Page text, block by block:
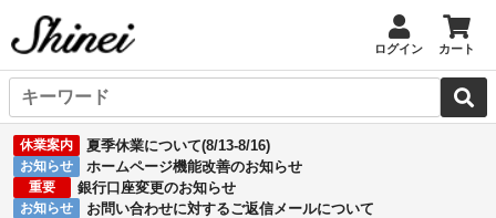
ログイン カート
休業案内 夏季休業について(8/13-8/16)
お知らせ ホームページ機能改善のお知らせ
重要 銀行口座変更のお知らせ
お知らせ お問い合わせに対するご返信メールについて